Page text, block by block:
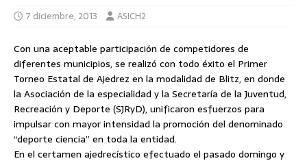
7 diciembre, 2013 ASICH2
Con una aceptable participación de competidores de
diferentes municipios, se realizó con todo éxito el Primer
Torneo Estatal de Ajedrez en la modalidad de Blitz, en donde
la Asociación de la especialidad y la Secretaría de la Juventud,
Recreación y Deporte (SJRyD), unificaron esfuerzos para
impulsar con mayor intensidad la promoción del denominado
“deporte ciencia” en toda la entidad.
En el certamen ajedrecístico efectuado el pasado domingo y